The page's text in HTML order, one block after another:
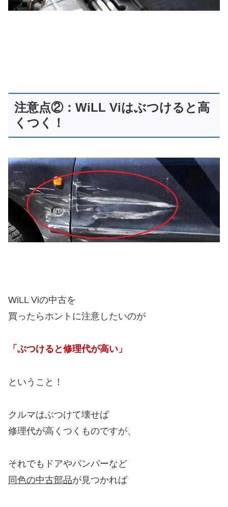
注意点②：WiLL Viはぶつけると高
くつく！
WiLL Viの中古を
買ったらホントに注意したいのが
「ぶつけると修理代が高い」
ということ！
クルマはぶつけて壊せば
修理代が高くつくものですが、
それでもドアやバンパーなど
同色の中古部品が見つかれば